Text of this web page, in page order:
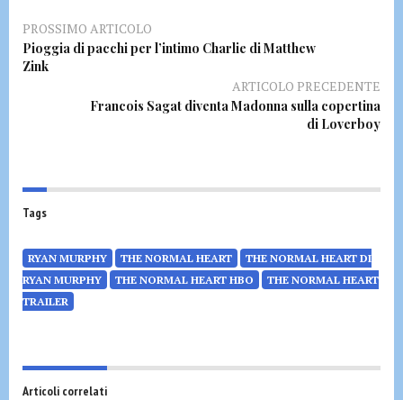
PROSSIMO ARTICOLO
Pioggia di pacchi per l’intimo Charlie di Matthew
Zink
ARTICOLO PRECEDENTE
Francois Sagat diventa Madonna sulla copertina
di Loverboy
Tags
RYAN MURPHY THE NORMAL HEART
THE NORMAL HEART DI
RYAN MURPHY
THE NORMAL HEART HBO
THE NORMAL HEART
TRAILER
Articoli correlati